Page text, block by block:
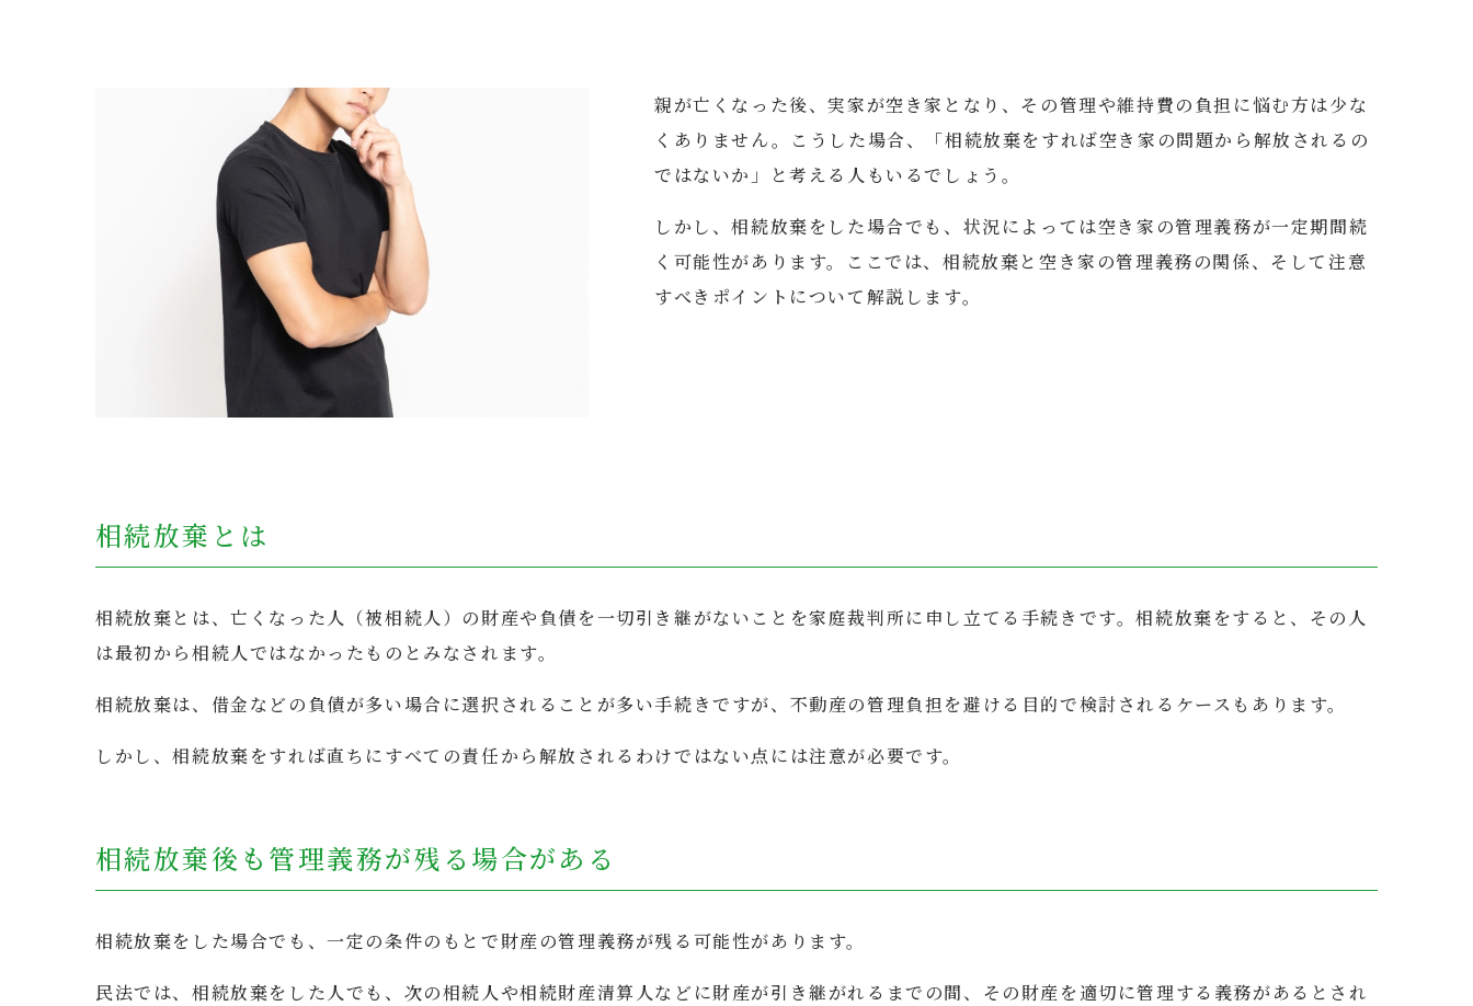
護
士
親が亡くなった後、実家が空き家となり、その管理や維持費の負担に悩む方は少な
くありません。こうした場合、「相続放棄をすれば空き家の問題から解放されるの
ではないか」と考える人もいるでしょう。
しかし、相続放棄をした場合でも、状況によっては空き家の管理義務が一定期間続
く可能性があります。ここでは、相続放棄と空き家の管理義務の関係、そして注意
すべきポイントについて解説します。
相続放棄とは
相続放棄とは、亡くなった人（被相続人）の財産や負債を一切引き継がないことを家庭裁判所に申し立てる手続きです。相続放棄をすると、その人
は最初から相続人ではなかったものとみなされます。
相続放棄は、借金などの負債が多い場合に選択されることが多い手続きですが、不動産の管理負担を避ける目的で検討されるケースもあります。
しかし、相続放棄をすれば直ちにすべての責任から解放されるわけではない点には注意が必要です。
相続放棄後も管理義務が残る場合がある
相続放棄をした場合でも、一定の条件のもとで財産の管理義務が残る可能性があります。
民法では、相続放棄をした人でも、次の相続人や相続財産清算人などに財産が引き継がれるまでの間、その財産を適切に管理する義務があるとされ